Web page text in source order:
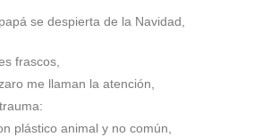
se despierta de la Navidad,
frascos,
me llaman la atención,
plástico animal y no común,